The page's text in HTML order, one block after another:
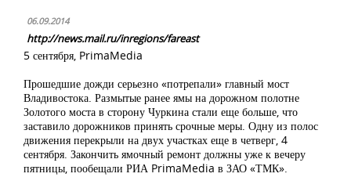
06.09.2014
http://news.mail.ru/inregions/fareast
5 сентября, PrimaMedia
Прошедшие дожди серьезно «потрепали» главный мост
Владивостока. Размытые ранее ямы на дорожном полотне
Золотого моста в сторону Чуркина стали еще больше, что
заставило дорожников принять срочные меры. Одну из полос
движения перекрыли на двух участках еще в четверг, 4
сентября. Закончить ямочный ремонт должны уже к вечеру
пятницы, пообещали РИА PrimaMedia в ЗАО «ТМК».